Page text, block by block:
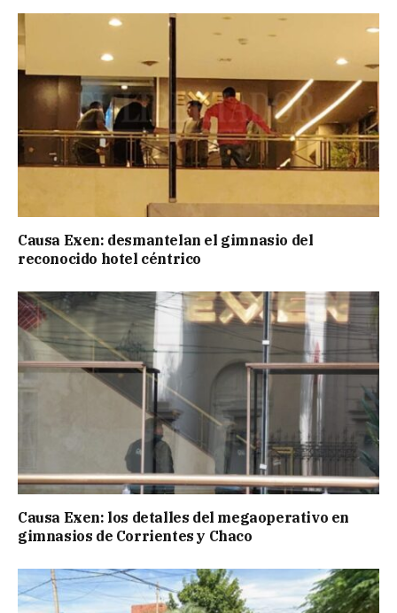
Causa Exen: desmantelan el gimnasio del
reconocido hotel céntrico
Causa Exen: los detalles del megaoperativo en
gimnasios de Corrientes y Chaco